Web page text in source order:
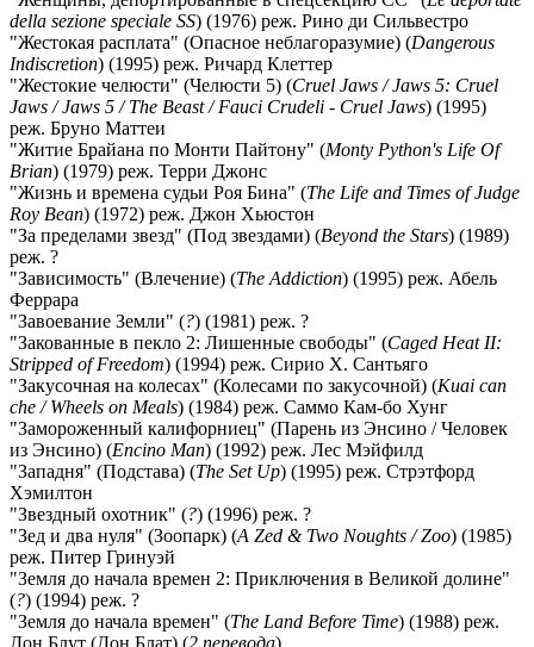
della sezione speciale SS) (1976) реж. Рино ди Сильвестро
"Жестокая расплата" (Опасное неблагоразумие) (Dangerous
Indiscretion) (1995) реж. Ричард Клеттер
"Жестокие челюсти" (Челюсти 5) (Cruel Jaws / Jaws 5: Cruel
Jaws / Jaws 5 / The Beast / Fauci Crudeli - Cruel Jaws) (1995)
реж. Бруно Маттеи
"Житие Брайана по Монти Пайтону" (Monty Python's Life Of
Brian) (1979) реж. Терри Джонс
"Жизнь и времена судьи Роя Бина" (The Life and Times of Judge
Roy Bean) (1972) реж. Джон Хьюстон
"За пределами звезд" (Под звездами) (Beyond the Stars) (1989)
реж. ?
"Зависимость" (Влечение) (The Addiction) (1995) реж. Абель
Феррара
"Завоевание Земли" (?) (1981) реж. ?
"Закованные в пекло 2: Лишенные свободы" (Caged Heat II:
Stripped of Freedom) (1994) реж. Сирио Х. Сантьяго
"Закусочная на колесах" (Колесами по закусочной) (Kuai can
che / Wheels on Meals) (1984) реж. Саммо Кам-бо Хунг
"Замороженный калифорниец" (Парень из Энсино / Человек
из Энсино) (Encino Man) (1992) реж. Лес Мэйфилд
"Западня" (Подстава) (The Set Up) (1995) реж. Стрэтфорд
Хэмилтон
"Звездный охотник" (?) (1996) реж. ?
"Зед и два нуля" (Зоопарк) (A Zed & Two Noughts / Zoo) (1985)
реж. Питер Гринуэй
"Земля до начала времен 2: Приключения в Великой долине"
(?) (1994) реж. ?
"Земля до начала времен" (The Land Before Time) (1988) реж.